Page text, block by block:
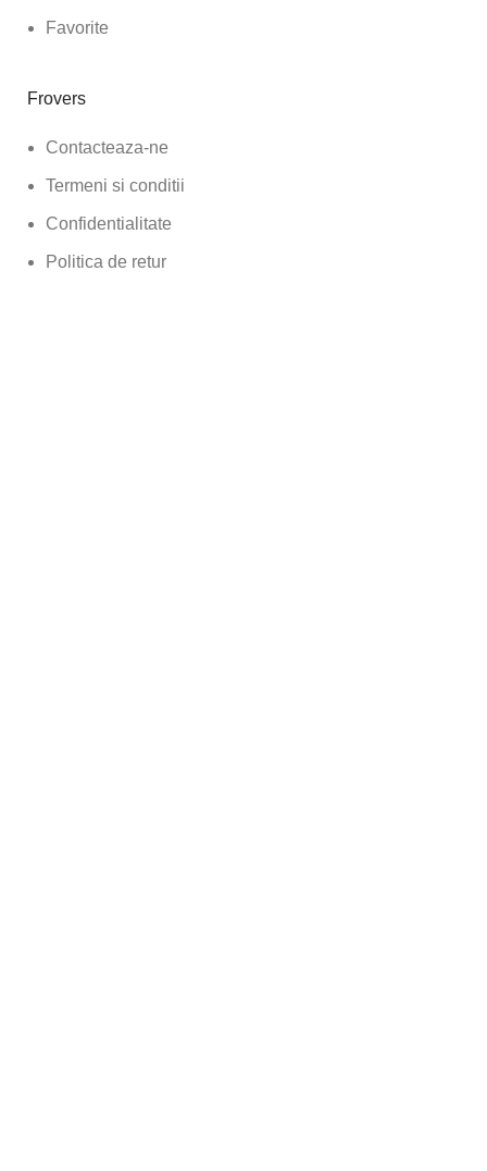
Favorite
Frovers
Contacteaza-ne
Termeni si conditii
Confidentialitate
Politica de retur